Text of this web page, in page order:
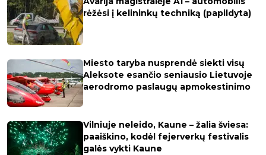
rėžėsi į kelininkų techniką (papildyta)
Miesto taryba nusprendė siekti visų
Aleksote esančio seniausio Lietuvoje
aerodromo paslaugų apmokestinimo
Vilniuje neleido, Kaune – žalia šviesa:
paaiškino, kodėl fejerverkų festivalis
galės vykti Kaune